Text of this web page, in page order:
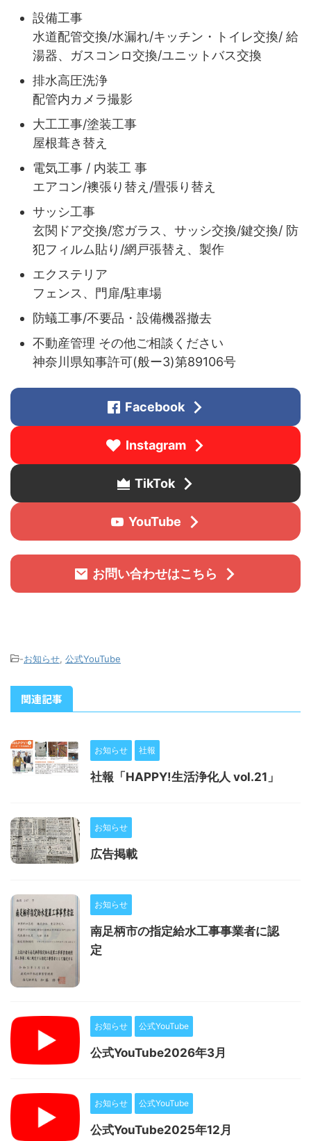
設備工事
水道配管交換/水漏れ/キッチン・トイレ交換/ 給
湯器、ガスコンロ交換/ユニットバス交換
排水高圧洗浄
配管内カメラ撮影
大工工事/塗装工事
屋根葺き替え
電気工事 / 内装工 事
エアコン/襖張り替え/畳張り替え
サッシ工事
玄関ドア交換/窓ガラス、サッシ交換/鍵交換/ 防
犯フィルム貼り/網戸張替え、製作
エクステリア
フェンス、門扉/駐車場
防蟻工事/不要品・設備機器撤去
不動産管理 その他ご相談ください
神奈川県知事許可(般ー3)第89106号
Facebook
Instagram
TikTok
YouTube
お問い合わせはこちら
-お知らせ, 公式YouTube
関連記事
お知らせ 社報
社報「HAPPY!生活浄化人 vol.21」
お知らせ
広告掲載
お知らせ
南足柄市の指定給水工事事業者に認
定
お知らせ 公式YouTube
公式YouTube2026年3月
お知らせ 公式YouTube
公式YouTube2025年12月